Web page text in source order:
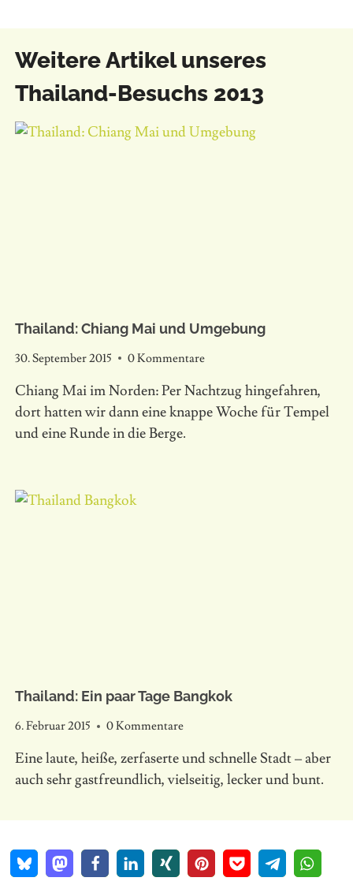
Weitere Artikel unseres
Thailand-Besuchs 2013
Thailand: Chiang Mai und Umgebung
30. September 2015 0 Kommentare
Chiang Mai im Norden: Per Nachtzug hingefahren,
dort hatten wir dann eine knappe Woche für Tempel
und eine Runde in die Berge.
Thailand: Ein paar Tage Bangkok
6. Februar 2015 0 Kommentare
Eine laute, heiße, zerfaserte und schnelle Stadt – aber
auch sehr gastfreundlich, vielseitig, lecker und bunt.